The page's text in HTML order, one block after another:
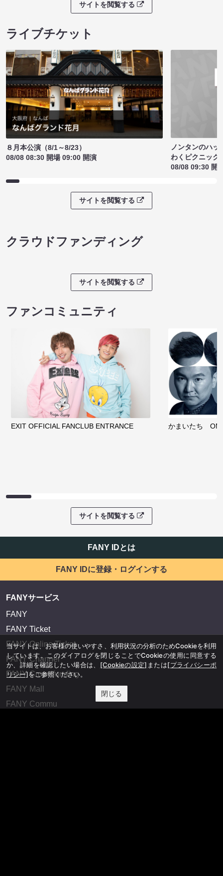
サイトを閲覧する
ライブチケット
８月本公演（8/1～8/23）
08/08 08:30 開場 09:00 開演
ノンタンのハッ
わくピクニック
08/08 09:30 開
サイトを閲覧する
クラウドファンディング
サイトを閲覧する
ファンコミュニティ
EXIT OFFICIAL FANCLUB ENTRANCE かまいたち
サイトを閲覧する
FANY IDとは
FANY IDに登録・ログインする
FANYサービス
FANY
FANY Ticket
FANY Online Ticket
FANY Channel
FANY Crowdfunding
FANY Mall
FANY Commu
当サイトは、お客様の使いやすさ、利用状況の分析のためCookieを利用
しています。このダイアログを閉じることでCookieの使用に同意する
か、詳細を確認したい場合は、 [Cookieの設定] または[プライバシーポ
リシー]をご参照ください。
閉じる